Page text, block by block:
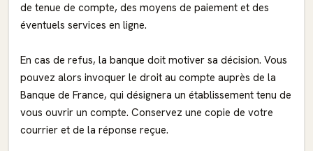
de tenue de compte, des moyens de paiement et des
éventuels services en ligne.
En cas de refus, la banque doit motiver sa décision. Vous
pouvez alors invoquer le droit au compte auprès de la
Banque de France, qui désignera un établissement tenu de
vous ouvrir un compte. Conservez une copie de votre
courrier et de la réponse reçue.